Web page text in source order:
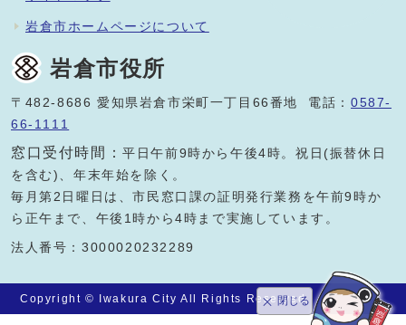
閉じる
岩倉市ホームページについて
岩倉市役所
〒482-8686 愛知県岩倉市栄町一丁目66番地 電話：0587-
66-1111
窓口受付時間：平日午前9時から午後4時。祝日(振替休日
を含む)、年末年始を除く。
毎月第2日曜日は、市民窓口課の証明発行業務を午前9時か
ら正午まで、午後1時から4時まで実施しています。
法人番号：3000020232289
Copyright © Iwakura City All Rights Reserved.